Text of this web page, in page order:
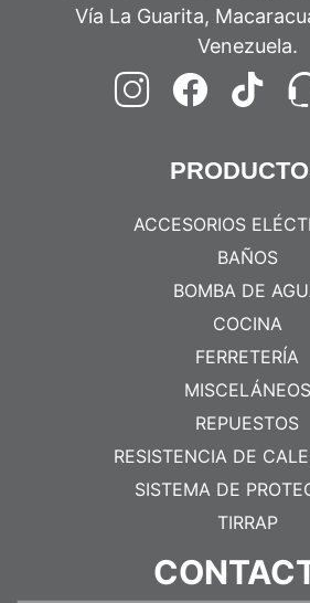
Vía La Guarita,
Venezuela.
ACCESORIOS
BAÑOS
BOMBA DE
COCINA
FERRETERÍA
MISCELÁNEOS
REPUESTOS
RESISTENCIA DE
SISTEMA DE
TIRRAP